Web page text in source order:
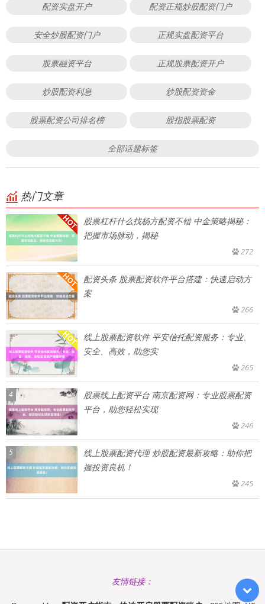
配资实盘开户 配资正规炒股配资门户
安全炒股配资门户 正规实盘配资平台
股票融资平台 正规股票配资开户
炒股配资利息 炒股配资资金
股票配资公司排名榜 股指股票配资
全部话题标签
热门文章
股票杠杆什么找杨方配资不错 中金策略揭秘：
把握市场脉动，揭秘
272
配资头条 股票配资软件平台搭建：快速启动方
案
266
线上股票配资软件 平安信托配资服务：专业、
安全、高效，助您实
265
4
股票线上配资平台 南京配资网：专业股票配资
平台，助您轻松实现
246
5
线上股票配资代理 炒股配资最新攻略：助你把
握投资良机！
245
友情链接：